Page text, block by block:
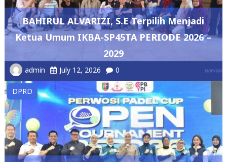
BAHIRUL ALVARIZI, S.E Terpilih Menjadi
Ketua Umum IKBA-SP45TA PERIODE 2026 –
2029
admin July 12, 2026 0
DPRD